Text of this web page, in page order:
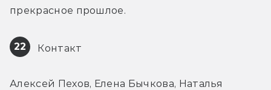
прекрасное прошлое.
22 Контакт
Алексей Пехов, Елена Бычкова, Наталья